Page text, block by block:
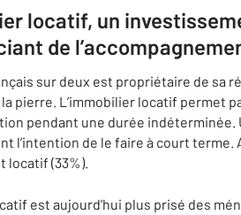
locatif, un
de
sur deux est propriétaire de sa
la pierre. L’immobilier locatif permet
pendant une durée indéterminée.
l’intention de le faire à court
locatif (33%).
est aujourd’hui plus prisé des